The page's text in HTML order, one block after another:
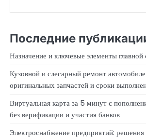
Последние
Назначение и ключевые элементы главной
Кузовной и слесарный ремонт
оригинальных запчастей и сроки
Виртуальная карта за 5 минут с
без верификации и участия банков
Электроснабжение предприятий: решения